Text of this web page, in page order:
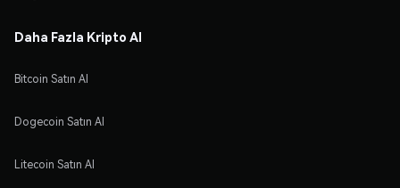
Daha Fazla Kripto Al
Bitcoin Satın Al
Dogecoin Satın Al
Litecoin Satın Al